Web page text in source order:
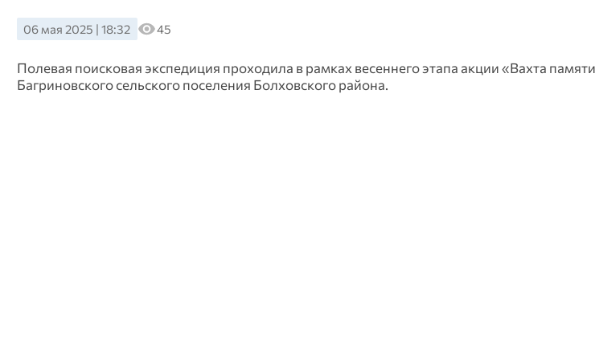
06 мая 2025 | 18:32 45
Полевая поисковая экспедиция проходила в рамках весеннего этапа акции «Вахта
Багриновского сельского поселения Болховского района.